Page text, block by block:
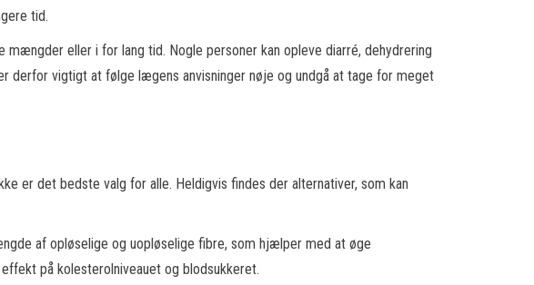
tid.
eller i for lang tid. Nogle personer kan opleve diarré, dehydrering
derfor vigtigt at følge lægens anvisninger nøje og undgå at tage for meget
er det bedste valg for alle. Heldigvis findes der alternativer, som kan
af opløselige og uopløselige fibre, som hjælper med at øge
på kolesterolniveauet og blodsukkeret.